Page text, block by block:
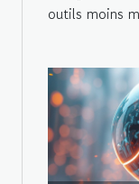
outils moins